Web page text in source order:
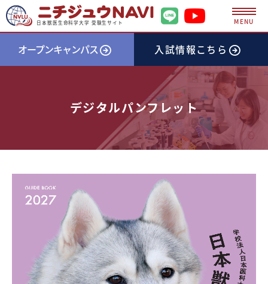
日本獣医生命科学大学 受験生サイト MENU
オープンキャンパス 入試情報こちら
デジタルパンフレット